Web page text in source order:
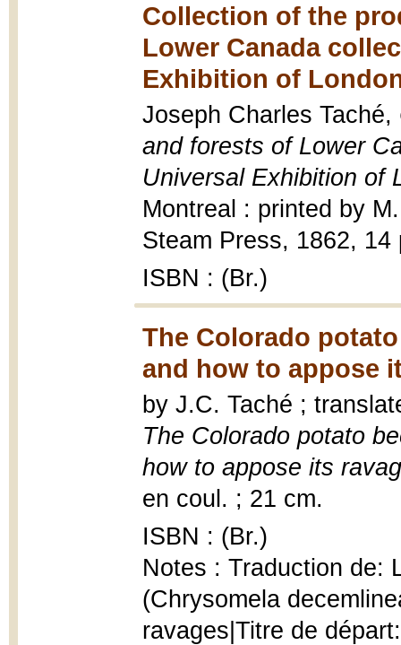
Collection of the
Lower Canada
Exhibition of
Joseph Charles Taché,
and forests of Lower
Universal Exhibition of
Montreal : printed by
Steam Press, 1862, 14
ISBN : (Br.)
The Colorado
and how to appose
by J.C. Taché ;
The Colorado potato
how to appose its
en coul. ; 21 cm.
ISBN : (Br.)
Notes : Traduction de:
(Chrysomela
ravages|Titre de